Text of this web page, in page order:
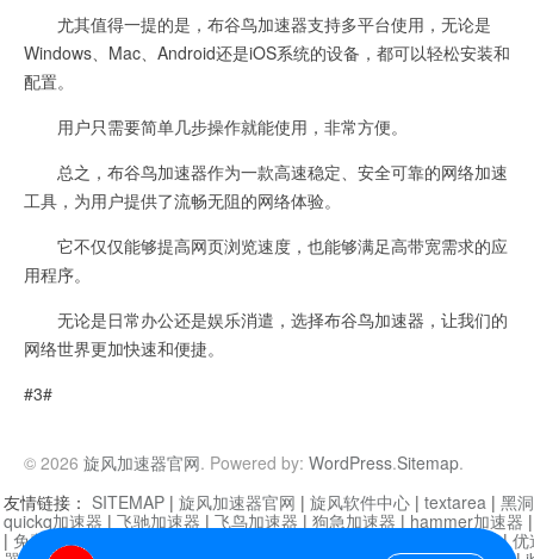
尤其值得一提的是，布谷鸟加速器支持多平台使用，无论是
Windows、Mac、Android还是iOS系统的设备，都可以轻松安装和
配置。
用户只需要简单几步操作就能使用，非常方便。
总之，布谷鸟加速器作为一款高速稳定、安全可靠的网络加速
工具，为用户提供了流畅无阻的网络体验。
它不仅仅能够提高网页浏览速度，也能够满足高带宽需求的应
用程序。
无论是日常办公还是娱乐消遣，选择布谷鸟加速器，让我们的
网络世界更加快速和便捷。
#3#
© 2026 旋风加速器官网. Powered by: WordPress.Sitemap.
友情链接： SITEMAP | 旋风加速器官网 | 旋风软件中心 | textarea | 黑
quickq加速器 | 飞驰加速器 | 飞鸟加速器 | 狗急加速器 | hammer加速器
| 免费vqn加速外网 迷雾通|优